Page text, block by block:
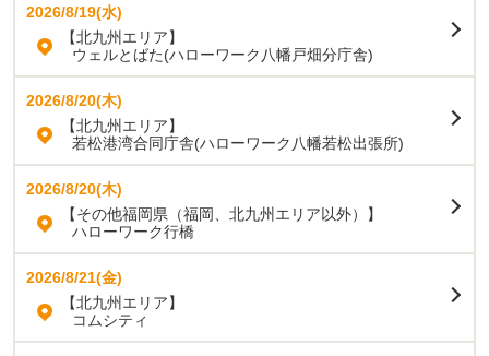
2026/8/19(水)
【北九州エリア】
ウェルとばた(ハローワーク八幡戸畑分庁舎)
2026/8/20(木)
【北九州エリア】
若松港湾合同庁舎(ハローワーク八幡若松出張所)
2026/8/20(木)
【その他福岡県（福岡、北九州エリア以外）】
ハローワーク行橋
2026/8/21(金)
【北九州エリア】
コムシティ